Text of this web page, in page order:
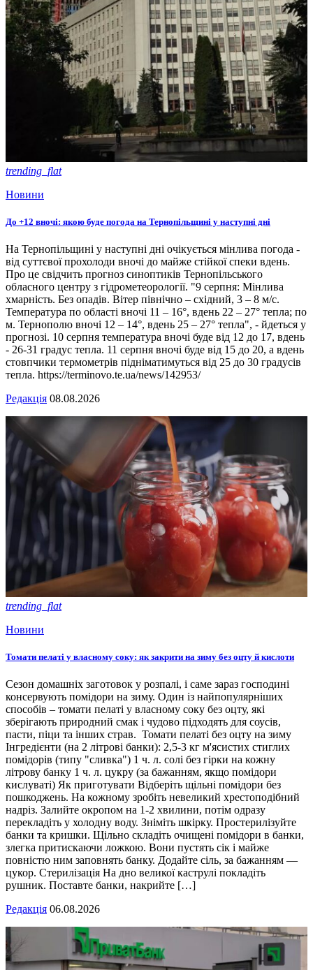
trending_flat
Новини
До +12 вночі: якою буде погода на Тернопільщині у наступні дні
На Тернопільщині у наступні дні очікується мінлива погода -
від суттєвої прохолоди вночі до майже стійкої спеки вдень.
Про це свідчить прогноз синоптиків Тернопільського
обласного центру з гідрометеорології. "9 серпня: Мінлива
хмарність. Без опадів. Вітер північно – східний, 3 – 8 м/с.
Температура по області вночі 11 – 16°, вдень 22 – 27° тепла; по
м. Тернополю вночі 12 – 14°, вдень 25 – 27° тепла", - йдеться у
прогнозі. 10 серпня температура вночі буде від 12 до 17, вдень
- 26-31 градус тепла. 11 серпня вночі буде від 15 до 20, а вдень
стовпчики термометрів підніматимуться від 25 до 30 градусів
тепла. https://terminovo.te.ua/news/142953/
Редакція 08.08.2026
trending_flat
Новини
Томати пелаті у власному соку: як закрити на зиму без оцту й кислоти
Сезон домашніх заготовок у розпалі, і саме зараз господині
консервують помідори на зиму. Один із найпопулярніших
способів – томати пелаті у власному соку без оцту, які
зберігають природний смак і чудово підходять для соусів,
пасти, піци та інших страв. Томати пелаті без оцту на зиму
Інгредієнти (на 2 літрові банки): 2,5-3 кг м'ясистих стиглих
помідорів (типу "сливка") 1 ч. л. солі без гірки на кожну
літрову банку 1 ч. л. цукру (за бажанням, якщо помідори
кислуваті) Як приготувати Відберіть щільні помідори без
пошкоджень. На кожному зробіть невеликий хрестоподібний
надріз. Залийте окропом на 1-2 хвилини, потім одразу
перекладіть у холодну воду. Зніміть шкірку. Простерилізуйте
банки та кришки. Щільно складіть очищені помідори в банки,
злегка притискаючи ложкою. Вони пустять сік і майже
повністю ним заповнять банку. Додайте сіль, за бажанням —
цукор. Стерилізація На дно великої каструлі покладіть
рушник. Поставте банки, накрийте […]
Редакція 06.08.2026